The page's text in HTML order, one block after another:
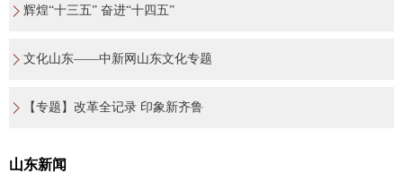
辉煌“十三五” 奋进“十四五”
文化山东——中新网山东文化专题
【专题】改革全记录 印象新齐鲁
山东新闻